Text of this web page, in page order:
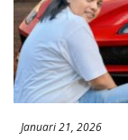
Januari 21, 2026